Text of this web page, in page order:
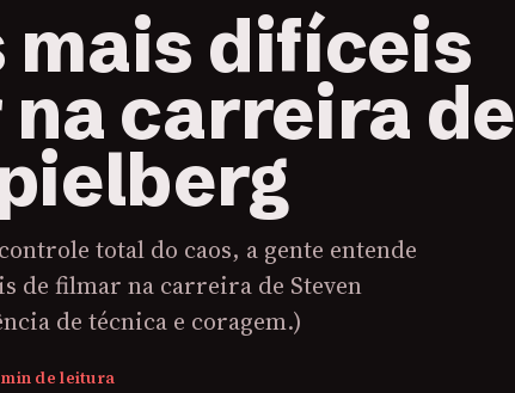
mais difíceis
carreira de
total do caos, a gente entende
de filmar na carreira de Steven
de técnica e coragem.)
min de leitura